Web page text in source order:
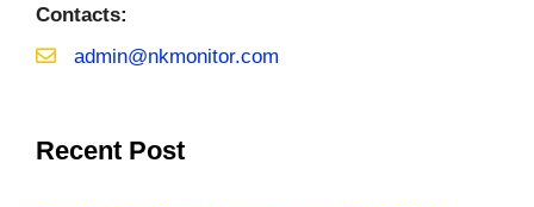
Contacts:
admin@nkmonitor.com
Recent Post